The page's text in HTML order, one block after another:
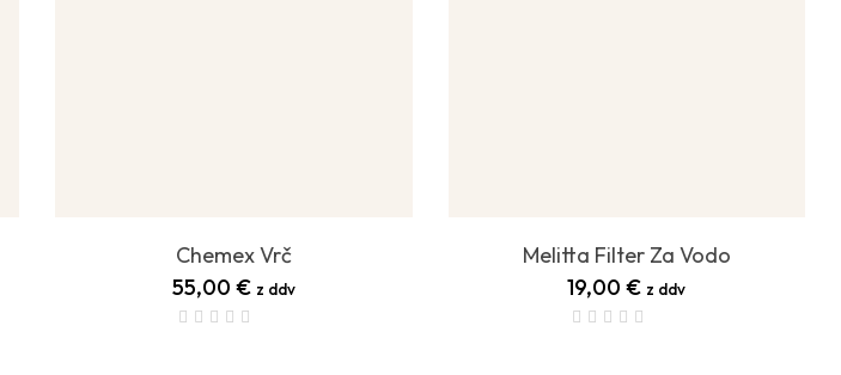
Chemex Vrč
55,00 € z ddv
Melitta Filter Za Vodo
19,00€ z ddv